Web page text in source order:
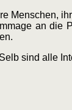
Menschen,
an die
sind alle